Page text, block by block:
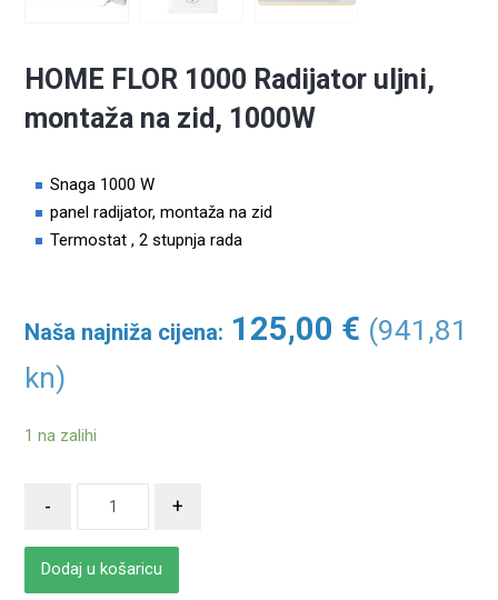
HOME FLOR 1000 Radijator uljni,
montaža na zid, 1000W
Snaga 1000 W
panel radijator, montaža na zid
Termostat , 2 stupnja rada
Naša najniža cijena: 125,00 € (941,81
kn)
1 na zalihi
- +
Dodaj u košaricu